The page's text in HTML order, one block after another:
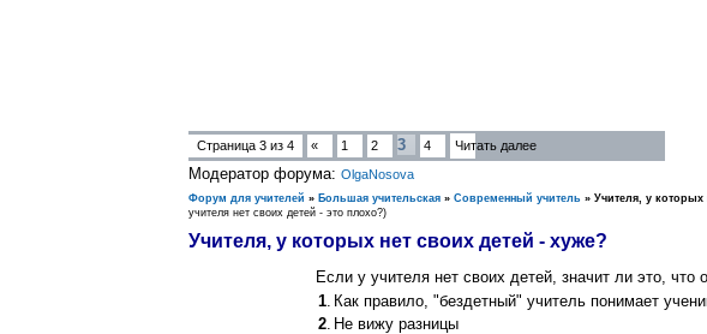
Страница 3 из 4 « 1 2 3 4 Читать далее
Модератор форума: OlgaNosova
Форум для учителей » Большая учительская » Современный учитель » Учителя, у которых
учителя нет своих детей - это плохо?)
Учителя, у которых нет своих детей - хуже?
Если у учителя нет своих детей, значит ли это, что
1. Как правило, "бездетный" учитель понимает
2. Не вижу разницы